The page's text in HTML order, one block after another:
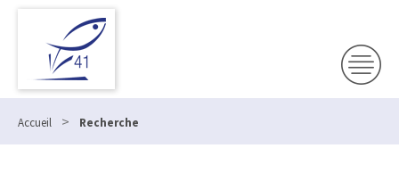
Accueil > Recherche